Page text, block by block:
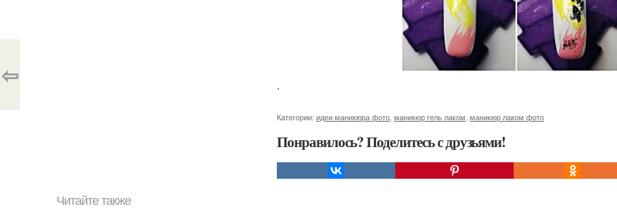
.
Категории: идеи маникюра фото маникюр гель лаком маникюр лаком фото
Понравилось? Поделитесь с друзьями!
⇦
Читайте также